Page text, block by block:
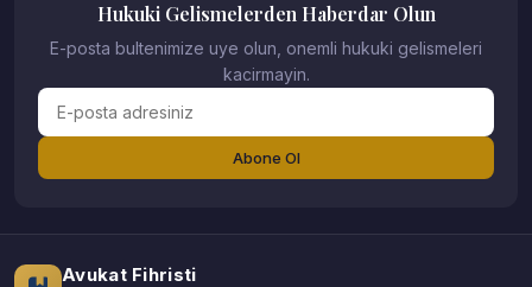
Hukuki Gelismelerden Haberdar Olun
E-posta bultenimize uye olun, onemli hukuki gelismeleri
kacirmayin.
Abone Ol
Avukat Fihristi